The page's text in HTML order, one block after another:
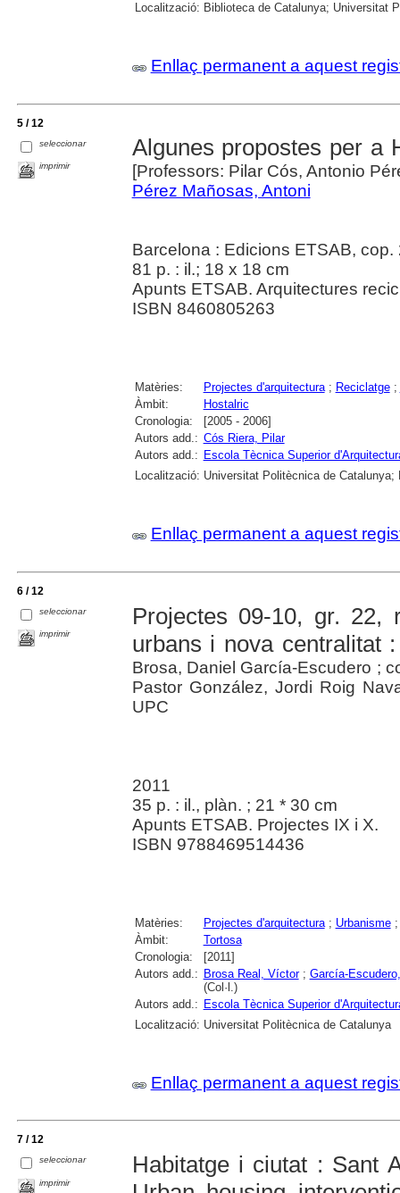
Localització: Biblioteca de Catalunya; Universitat
Enllaç permanent a aquest
5 / 12
seleccionar
imprimir
Algunes propostes per a
[Professors: Pilar Cós, Antonio
Pérez Mañosas, Antoni
Barcelona : Edicions ETSAB, cop.
81 p. : il.; 18 x 18 cm
Apunts ETSAB. Arquitectures
ISBN 8460805263
Matèries: Projectes d'arquitectura; Reciclatge;
Àmbit:
Hostalric
Cronologia:
[2005 - 2006]
Autors add.: Cós Riera, Pilar
Autors add.: Escola Tècnica Superior
Localització: Universitat Politècnica de
Enllaç permanent a aquest
6 / 12
seleccionar
imprimir
Projectes 09-10, gr. 22,
urbans i nova centralitat
Brosa, Daniel García-Escudero ;
Pastor González, Jordi Roig
UPC
2011
35 p. : il., plàn. ; 21 * 30 cm
Apunts ETSAB. Projectes IX i X.
ISBN 9788469514436
Matèries: Projectes d'arquitectura; Urbanisme
Àmbit:
Tortosa
Cronologia:
[2011]
Autors add.: Brosa Real, Víctor; García-
(Col·l.)
Autors add.: Escola Tècnica Superior
Localització: Universitat Politècnica de Catalunya
Enllaç permanent a aquest
7 / 12
seleccionar
imprimir
Habitatge i ciutat : Sant